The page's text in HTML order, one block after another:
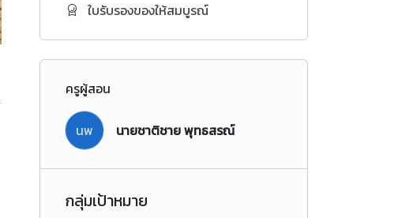
ใบรับรองของให้สมบูรณ์
ครูผู้สอน
นพ นายชาติชาย พุทธสรณ์
กลุ่มเป้าหมาย